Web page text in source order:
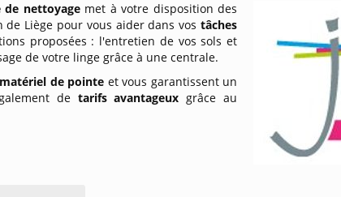
de nettoyagemet à votre disposition des
Liège pour vous aider dans vos tâches
proposées : l'entretien de vos sols et
de votre linge grâce à une centrale.
matériel de pointe et vous garantissent un
detarifs avantageux grâce au